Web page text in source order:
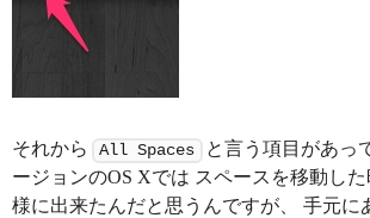
それから All Spaces
と言う項目があっ
ージョンのOS Xでは スペースを移動し
様に出来たんだと思うんですが、 手元に